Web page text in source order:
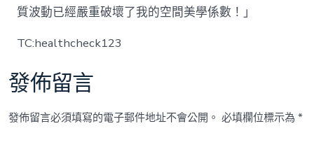
質波動已經嚴重破壞了我的空間美學係數！」
TC:healthcheck123
發佈留言
發佈留言必須填寫的電子郵件地址不會公開。 必填欄位標示為*